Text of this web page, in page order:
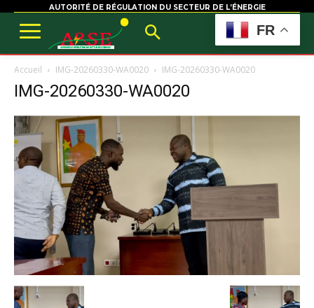
AUTORITÉ DE RÉGULATION DU SECTEUR DE L’ÉNERGIE
Accueil IMG-20260330-WA0020 IMG-20260330-WA0020
IMG-20260330-WA0020
FR